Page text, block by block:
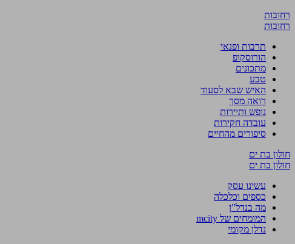
רחובות
רחובות
תרבות ופנאי
הורוסקופ
מתכונים
טבע
האיש שבא לסעוד
רואה מסך
נופש ותיירות
עובדה חקירות
סיפורים מהחיים
חולון בת ים
חולון בת ים
עשינו עסק
כספים וכלכלה
מה בנדל”ן
המומחים של mcity
נדלן מקומי